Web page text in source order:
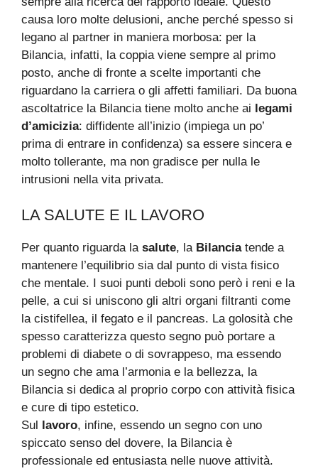
causa loro molte delusioni, anche perché spesso si
legano al partner in maniera morbosa: per la
Bilancia, infatti, la coppia viene sempre al primo
posto, anche di fronte a scelte importanti che
riguardano la carriera o gli affetti familiari. Da buona
ascoltatrice la Bilancia tiene molto anche ai legami
d’amicizia: diffidente all’inizio (impiega un po’
prima di entrare in confidenza) sa essere sincera e
molto tollerante, ma non gradisce per nulla le
intrusioni nella vita privata.
LA SALUTE E IL LAVORO
Per quanto riguarda la salute, la Bilanciatende a
mantenere l’equilibrio sia dal punto di vista fisico
che mentale. I suoi punti deboli sono però i reni e la
pelle, a cui si uniscono gli altri organi filtranti come
la cistifellea, il fegato e il pancreas. La golosità che
spesso caratterizza questo segno può portare a
problemi di diabete o di sovrappeso, ma essendo
un segno che ama l’armonia e la bellezza, la
Bilancia si dedica al proprio corpo con attività fisica
e cure di tipo estetico.
Sul
lavoro, infine, essendo un segno con uno
spiccato senso del dovere, la Bilancia è
professionale ed entusiasta nelle nuove attività.